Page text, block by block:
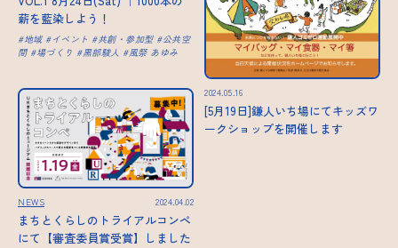
薪を藍染しよう！
地域 イベント 共創・参加型
公共空
間
場づくり 黒部駿人 風祭 あゆみ
2024.05.16
[5月19日]鎌人いち場にてキッズワ
ークショップを開催します
NEWS 2024.04.02
まちとくらしのトライアルコンペ
にて【審査委員賞受賞】しました